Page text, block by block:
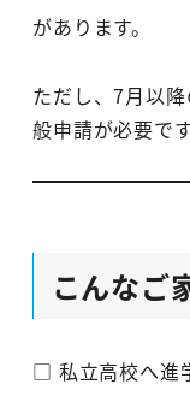
があります。
ただし、7月以
般申請が必要です
こんなご
□ 私立高校へ進